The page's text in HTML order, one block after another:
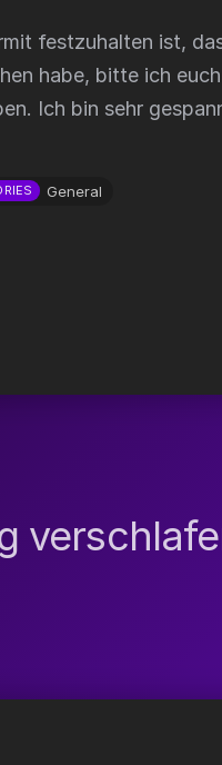
festzuhalten ist,
habe, bitte ich
Ich bin sehr
General